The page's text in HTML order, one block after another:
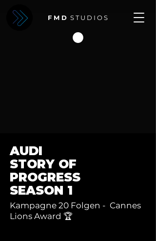
F M D S T U D I O S
AUDI
STORY OF
PROGRESS
SEASON 1
Kampagne 20 Folgen - Cannes
Lions Award 🏆